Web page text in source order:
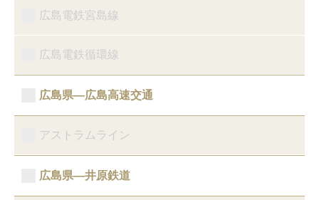
広島電鉄宮島線
広島電鉄循環線
広島県―広島高速交通
アストラムライン
広島県―井原鉄道